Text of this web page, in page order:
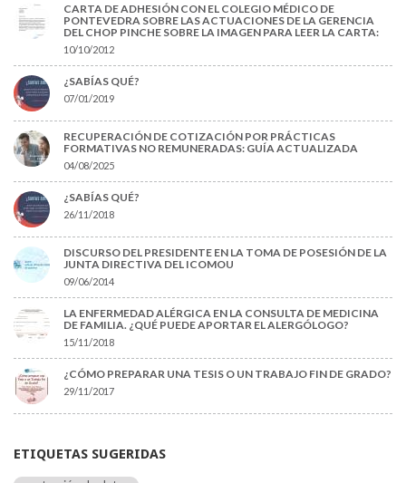
CARTA DE ADHESIÓN CON EL COLEGIO MÉDICO DE
PONTEVEDRA SOBRE LAS ACTUACIONES DE LA GERENCIA
DEL CHOP PINCHE SOBRE LA IMAGEN PARA LEER LA CARTA:
10/10/2012
¿SABÍAS QUÉ?
07/01/2019
RECUPERACIÓN DE COTIZACIÓN POR PRÁCTICAS
FORMATIVAS NO REMUNERADAS: GUÍA ACTUALIZADA
04/08/2025
¿SABÍAS QUÉ?
26/11/2018
DISCURSO DEL PRESIDENTE EN LA TOMA DE POSESIÓN DE LA
JUNTA DIRECTIVA DEL ICOMOU
09/06/2014
LA ENFERMEDAD ALÉRGICA EN LA CONSULTA DE MEDICINA
DE FAMILIA. ¿QUÉ PUEDE APORTAR EL ALERGÓLOGO?
15/11/2018
¿CÓMO PREPARAR UNA TESIS O UN TRABAJO FIN DE GRADO?
29/11/2017
ETIQUETAS SUGERIDAS